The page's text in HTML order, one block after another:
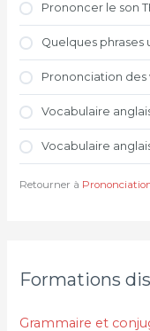
Prononcer le son
Quelques phrases
Prononciation des
Vocabulaire
Vocabulaire
Retourner à
Formations
Grammaire et